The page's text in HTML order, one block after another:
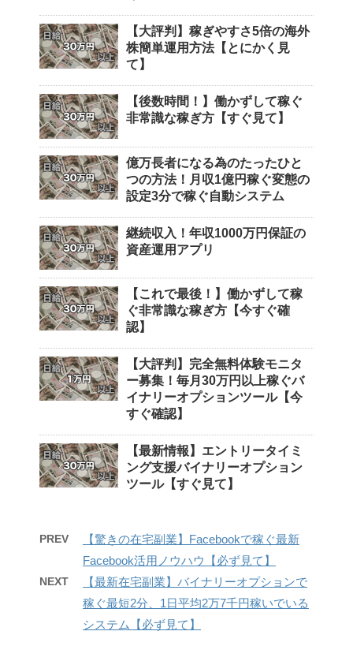
【大評判】稼ぎやすさ5倍の海外
株簡単運用方法【とにかく見
て】
【後数時間！】働かずして稼ぐ
非常識な稼ぎ方【すぐ見て】
億万長者になる為のたったひと
つの方法！月収1億円稼ぐ変態の
設定3分で稼ぐ自動システム
継続収入！年収1000万円保証の
資産運用アプリ
【これで最後！】働かずして稼
ぐ非常識な稼ぎ方【今すぐ確
認】
【大評判】完全無料体験モニタ
ー募集！毎月30万円以上稼ぐバ
イナリーオプションツール【今
すぐ確認】
【最新情報】エントリータイミ
ング支援バイナリーオプション
ツール【すぐ見て】
PREV
【驚きの在宅副業】Facebookで稼ぐ最新
Facebook活用ノウハウ【必ず見て】
NEXT
【最新在宅副業】バイナリーオプションで
稼ぐ最短2分、1日平均2万7千円稼いでいる
システム【必ず見て】